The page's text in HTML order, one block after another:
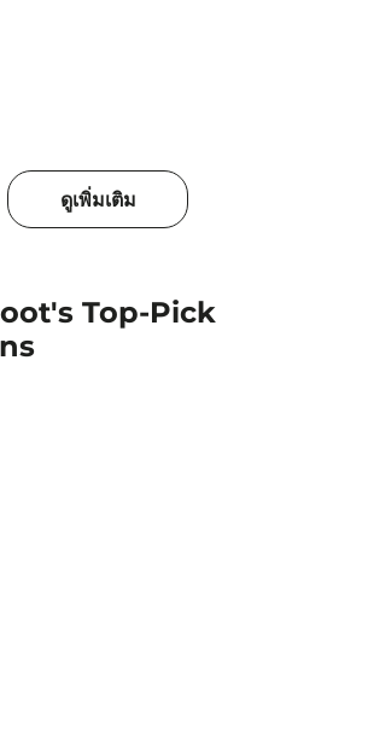
ดูเพิ่มเติม
Top-Pick